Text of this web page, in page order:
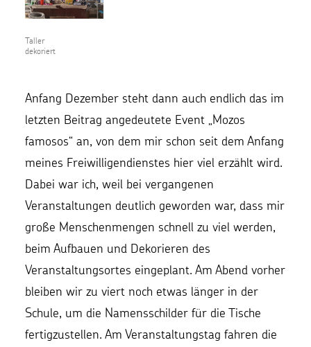
Taller
dekoriert
Anfang Dezember steht dann auch endlich das im
letzten Beitrag angedeutete Event „Mozos
famosos“ an, von dem mir schon seit dem Anfang
meines Freiwilligendienstes hier viel erzählt wird.
Dabei war ich, weil bei vergangenen
Veranstaltungen deutlich geworden war, dass mir
große Menschenmengen schnell zu viel werden,
beim Aufbauen und Dekorieren des
Veranstaltungsortes eingeplant. Am Abend vorher
bleiben wir zu viert noch etwas länger in der
Schule, um die Namensschilder für die Tische
fertigzustellen. Am Veranstaltungstag fahren die